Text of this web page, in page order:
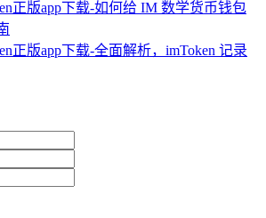
正版app下载-如何给 IM 数学货币钱包
正版app下载-全面解析，imToken 记录